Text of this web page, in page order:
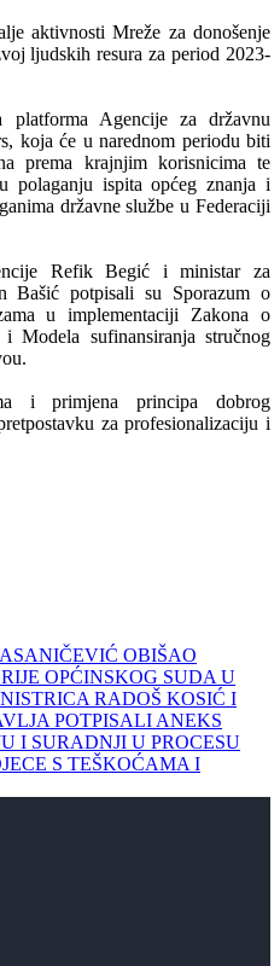
aktivnosti Mreže za donošenje
ljudskih resura za period 2023-
platforma Agencije za državnu
koja će u narednom periodu biti
prema krajnjim korisnicima te
polaganju ispita općeg znanja i
državne službe u Federaciji
Refik Begić i ministar za
Bašić potpisali su Sporazum o
u implementaciji Zakona o
sufinansiranja stručnog
i primjena principa dobrog
za profesionalizaciju i
OBIŠAO
OPĆINSKOG SUDA U
RADOŠ KOSIĆ I
POTPISALI ANEKS
I SURADNJI U PROCESU
S TEŠKOĆAMA I